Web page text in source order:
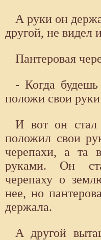
А руки он
другой, не видел
Пантеровая
- Когда
положи свои
И вот он стал
положил свои
черепахи, а та
руками. Он
черепаху о
нее, но
держала.
А другой